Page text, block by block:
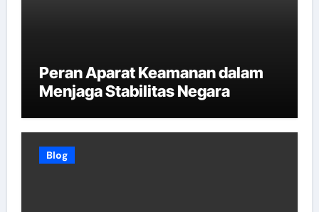
Peran Aparat Keamanan dalam
Menjaga Stabilitas Negara
Blog